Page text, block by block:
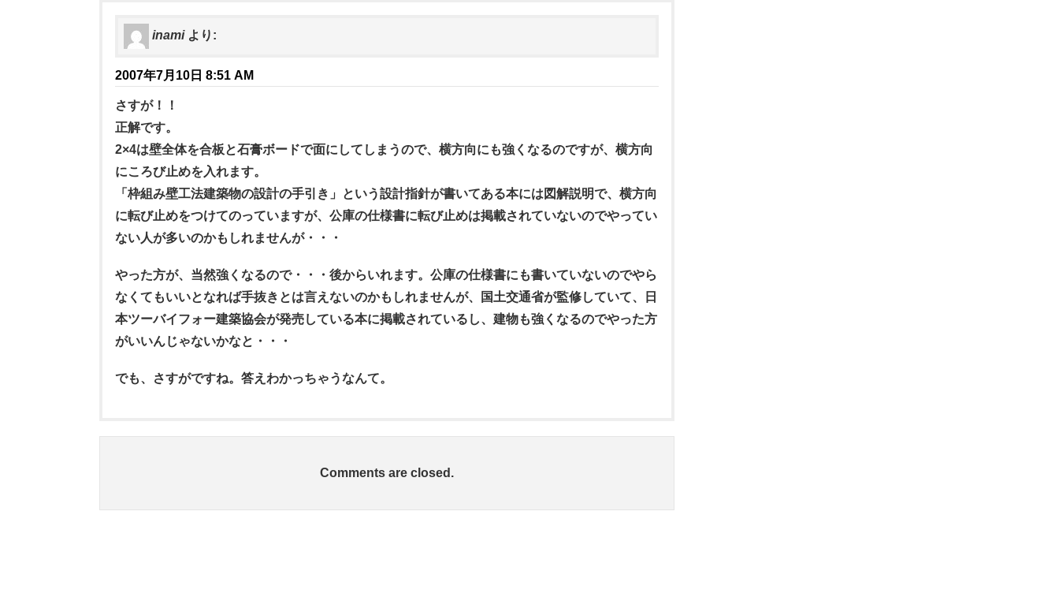
inami より:
2007年7月10日 8:51 AM
さすが！！
正解です。
2×4は壁全体を合板と石膏ボードで面にしてしまうので、横方向にも強くなるのですが、横方向
にころび止めを入れます。
「枠組み壁工法建築物の設計の手引き」という設計指針が書いてある本には図解説明で、横方向
に転び止めをつけてのっていますが、公庫の仕様書に転び止めは掲載されていないのでやってい
ない人が多いのかもしれませんが・・・
やった方が、当然強くなるので・・・後からいれます。公庫の仕様書にも書いていないのでやら
なくてもいいとなれば手抜きとは言えないのかもしれませんが、国土交通省が監修していて、日
本ツーバイフォー建築協会が発売している本に掲載されているし、建物も強くなるのでやった方
がいいんじゃないかなと・・・
でも、さすがですね。答えわかっちゃうなんて。
Comments are closed.